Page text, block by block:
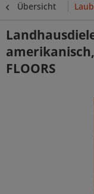
Übersicht
amerikanisch,
FLOORS